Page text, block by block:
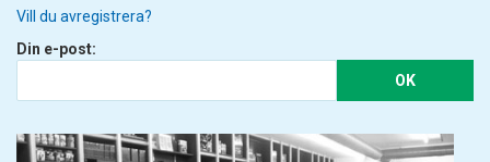
Vill du avregistrera?
Din e-post:
OK